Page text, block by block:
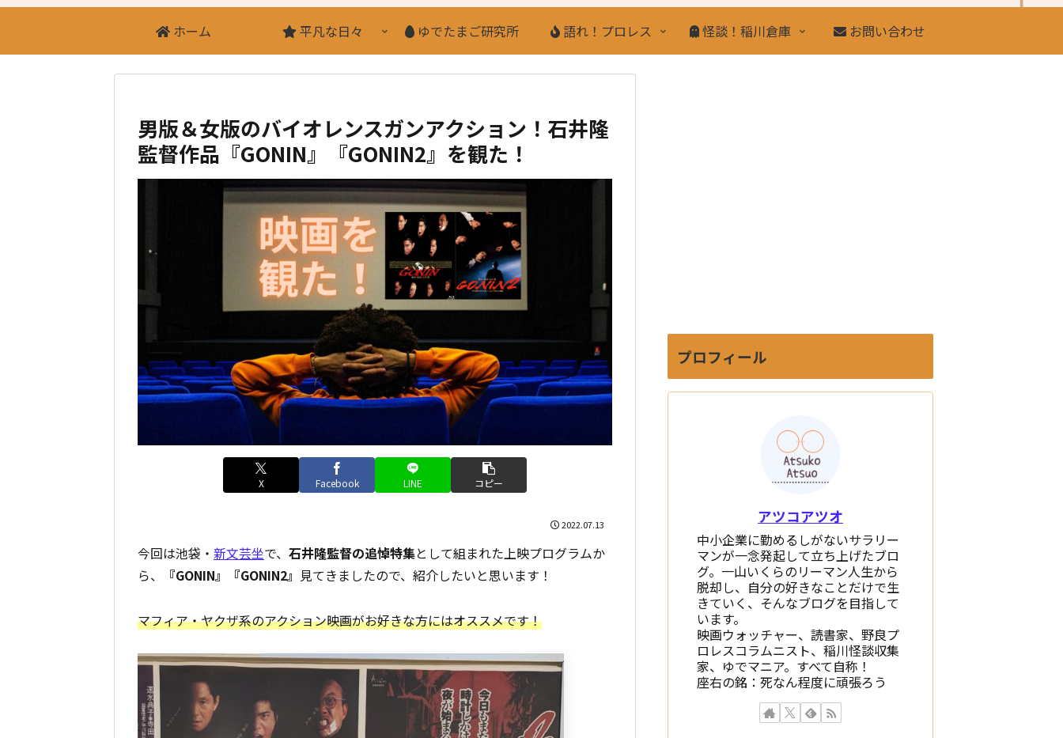
ホーム 平凡な日々 ゆでたまご研究所 語れ！プロレス 怪談！稲川倉庫 お問い合わせ
男版＆女版のバイオレンスガンアクション！石井隆
監督作品『GONIN』『GONIN2』を観た！
X Facebook LINE コピー
2022.07.13
今回は池袋・ 新文芸坐で、 石井隆監督の追悼特集として組まれた上映プログラムか
ら、
『GONIN』『GONIN2』 見てきましたので、紹介したいと思います！
マフィア・ヤクザ系のアクション映画がお好きな方にはオススメです！
プロフィール
アツコアツオ
中小企業に勤めるしがないサラリー
マンが一念発起して立ち上げたブロ
グ。一山いくらのリーマン人生から
脱却し、自分の好きなことだけで生
きていく、そんなブログを目指して
います。
映画ウォッチャー、読書家、野良プ
ロレスコラムニスト、稲川怪談収集
家、ゆでマニア。すべて自称！
座右の銘：死なん程度に頑張ろう